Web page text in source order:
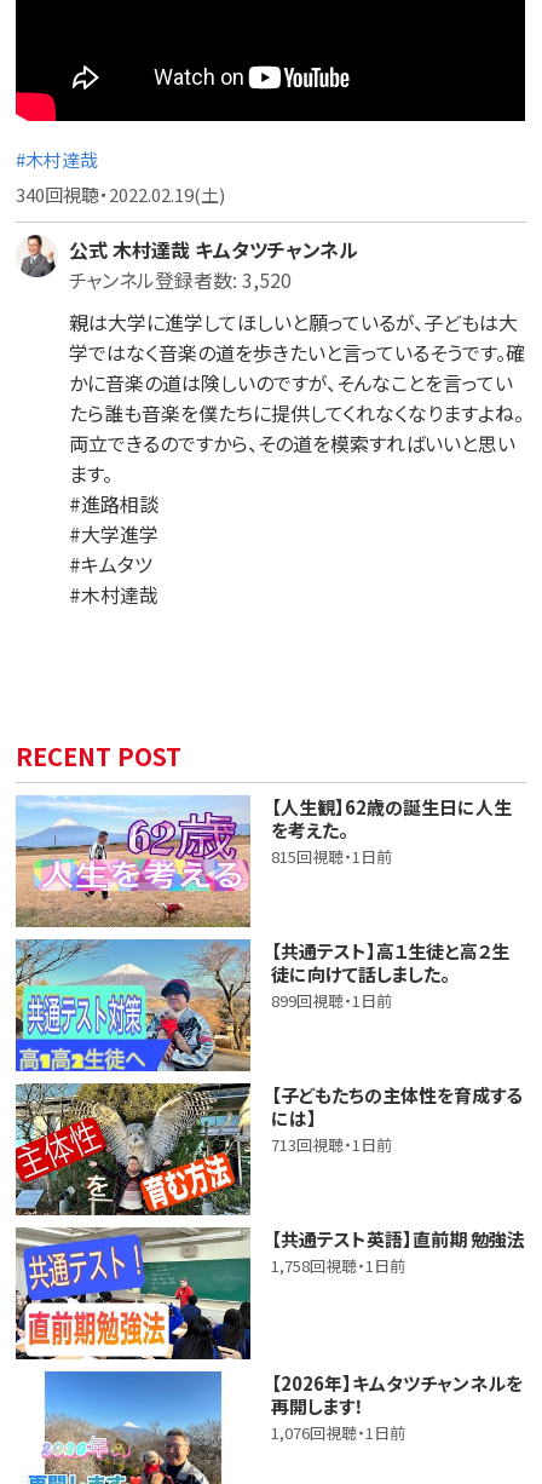
#木村達哉
340回視聴・2022.02.19(土)
公式 木村達哉 キムタツチャンネル
チャンネル登録者数: 3,520
親は大学に進学してほしいと願っているが、子どもは大
学ではなく音楽の道を歩きたいと言っているそうです。確
かに音楽の道は険しいのですが、そんなことを言ってい
たら誰も音楽を僕たちに提供してくれなくなりますよね。
両立できるのですから、その道を模索すればいいと思い
ます。
#進路相談
#大学進学
#キムタツ
#木村達哉
RECENT POST
【人生観】62歳の誕生日に人生
を考えた。
815回視聴・1日前
【共通テスト】高１生徒と高２生
徒に向けて話しました。
899回視聴・1日前
【子どもたちの主体性を育成する
には】
713回視聴・1日前
【共通テスト英語】直前期 勉強法
1,758回視聴・1日前
【2026年】キムタツチャンネルを
再開します！
1,076回視聴・1日前